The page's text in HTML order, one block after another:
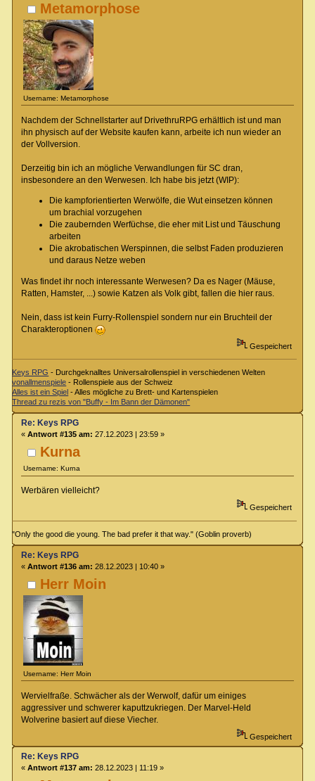
Metamorphose
Username: Metamorphose
Nachdem der Schnellstarter auf DrivethruRPG erhältlich ist und man
ihn physisch auf der Website kaufen kann, arbeite ich nun wieder an
der Vollversion.
Derzeitig bin ich an mögliche Verwandlungen für SC dran,
insbesondere an den Werwesen. Ich habe bis jetzt (WIP):
Die kampforientierten Werwölfe, die Wut einsetzen können
um brachial vorzugehen
Die zaubernden Werfüchse, die eher mit List und Täuschung
arbeiten
Die akrobatischen Werspinnen, die selbst Faden produzieren
und daraus Netze weben
Was findet ihr noch interessante Werwesen? Da es Nager (Mäuse,
Ratten, Hamster, ...) sowie Katzen als Volk gibt, fallen die hier raus.
Nein, dass ist kein Furry-Rollenspiel sondern nur ein Bruchteil der
Charakteroptionen
Gespeichert
Keys RPG - Durchgeknalltes Universalrollenspiel in verschiedenen Welten
vonallmenspiele - Rollenspiele aus der Schweiz
Alles ist ein Spiel - Alles mögliche zu Brett- und Kartenspielen
Thread zu rezis von "Buffy - Im Bann der Dämonen"
Kurna
Username: Kurna
Re: Keys RPG
« Antwort #135 am: 27.12.2023 | 23:59 »
Werbären vielleicht?
Gespeichert
"Only the good die young. The bad prefer it that way." (Goblin proverb)
Herr Moin
Username: Herr Moin
Re: Keys RPG
« Antwort #136 am: 28.12.2023 | 10:40 »
Wervielfraße. Schwächer als der Werwolf, dafür um einiges
aggressiver und schwerer kaputtzukriegen. Der Marvel-Held
Wolverine basiert auf diese Viecher.
Gespeichert
Re: Keys RPG
« Antwort #137 am: 28.12.2023 | 11:19 »